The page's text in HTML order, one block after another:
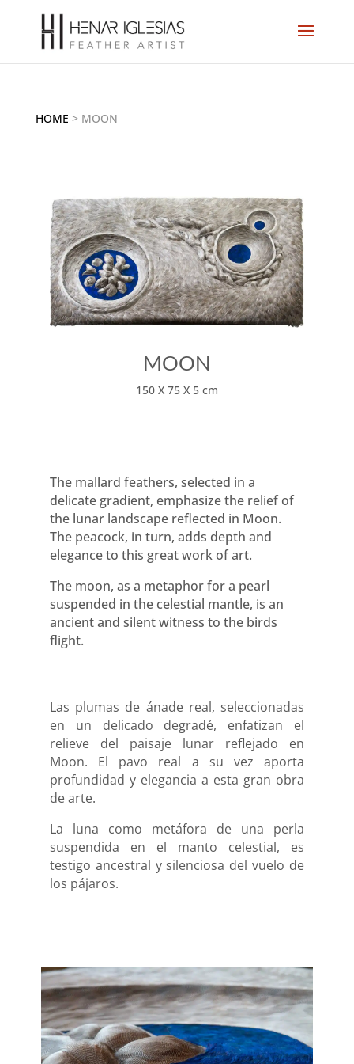
HOME > MOON
MOON
150 X 75 X 5 cm
The mallard feathers, selected in a
delicate gradient, emphasize the relief of
the lunar landscape reflected in Moon.
The peacock, in turn, adds depth and
elegance to this great work of art.
The moon, as a metaphor for a pearl
suspended in the celestial mantle, is an
ancient and silent witness to the birds
flight.
Las plumas de ánade real, seleccionadas
en un delicado degradé, enfatizan el
relieve del paisaje lunar reflejado en
Moon. El pavo real a su vez aporta
profundidad y elegancia a esta gran obra
de arte.
La luna como metáfora de una perla
suspendida en el manto celestial, es
testigo ancestral y silenciosa del vuelo de
los pájaros.